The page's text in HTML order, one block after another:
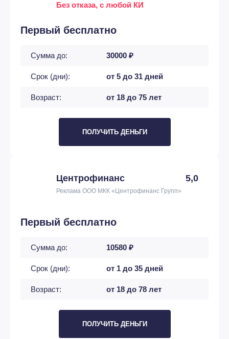
Без отказа, с любой КИ
Первый бесплатно
Сумма до: 30000 ₽
Срок (дни): от 5 до 31 дней
Возраст: от 18 до 75 лет
ПОЛУЧИТЬ ДЕНЬГИ
Центрофинанс 5,0
Реклама ООО МКК «Центрофинанс Групп»
Первый бесплатно
Сумма до: 10580 ₽
Срок (дни): от 1 до 35 дней
Возраст: от 18 до 78 лет
ПОЛУЧИТЬ ДЕНЬГИ